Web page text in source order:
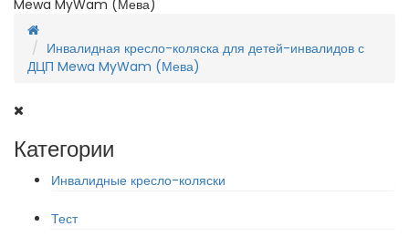
Mewa MyWam (Мева)
Инвалидная кресло-коляска для детей-инвалидов с
ДЦП Mewa MyWam (Мева)
Категории
Инвалидные кресло-коляски
Тест